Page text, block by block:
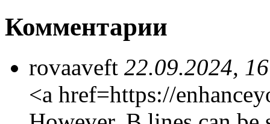
Комментарии
rovaaveft 22.09.2024,
<a href=https://